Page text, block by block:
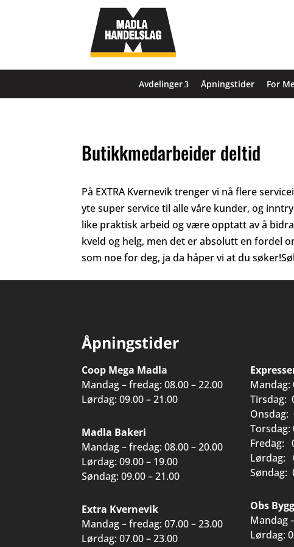
Avdelinger Åpningstider For
Butikkmedarbeider deltid
På EXTRA Kvernevik trenger vi nå flere
yte super service til alle våre kunder, og
like praktisk arbeid og være opptatt av å
kveld og helg, men det er absolutt en fordel
som noe for deg, ja da håper vi at du
Åpningstider
Coop Mega Madla
Mandag – fredag: 08.00 – 22.00
Lørdag: 09.00 – 21.00
Madla Bakeri
Mandag – fredag: 08.00 – 20.00
Lørdag: 09.00 – 19.00
Søndag: 09.00 – 21.00
Extra Kvernevik
Mandag – fredag: 07.00 – 23.00
Lørdag: 07.00 – 23.00
Mandag:
Tirsdag:
Onsdag:
Torsdag:
Fredag:
Lørdag:
Søndag:
Obs
Mandag
Lørdag: